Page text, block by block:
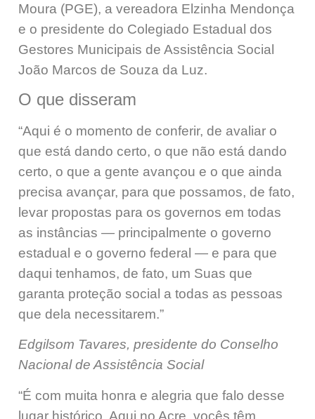
Moura (PGE), a vereadora Elzinha Mendonça
e o presidente do Colegiado Estadual dos
Gestores Municipais de Assistência Social
João Marcos de Souza da Luz.
O que disseram
“Aqui é o momento de conferir, de avaliar o
que está dando certo, o que não está dando
certo, o que a gente avançou e o que ainda
precisa avançar, para que possamos, de fato,
levar propostas para os governos em todas
as instâncias — principalmente o governo
estadual e o governo federal — e para que
daqui tenhamos, de fato, um Suas que
garanta proteção social a todas as pessoas
que dela necessitarem.”
Edgilsom Tavares, presidente do Conselho
Nacional de Assistência Social
“É com muita honra e alegria que falo desse
lugar histórico. Aqui no Acre, vocês têm